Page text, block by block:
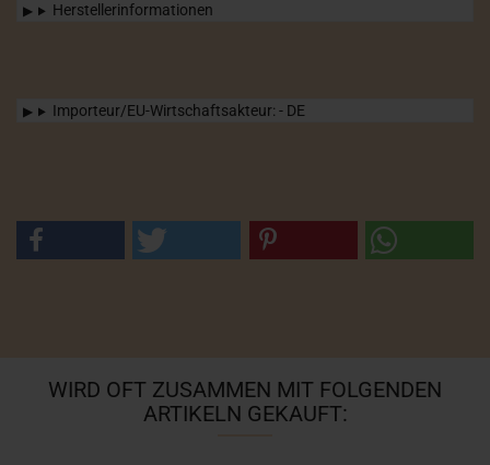
Herstellerinformationen
Importeur/EU-Wirtschaftsakteur: - DE
WIRD OFT ZUSAMMEN MIT FOLGENDEN
ARTIKELN GEKAUFT: